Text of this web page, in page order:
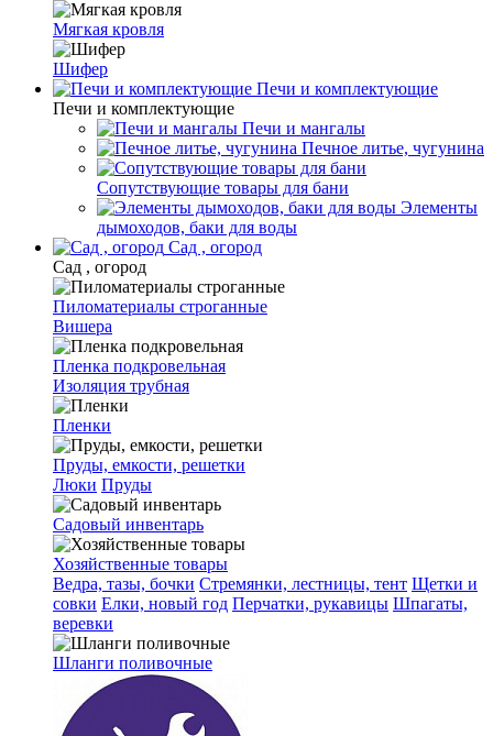
Мягкая кровля
Шифер
Печи и комплектующие
Печи и комплектующие
Печи и мангалы
Печное литье, чугунина
Сопутствующие товары для бани
Элементы
дымоходов, баки для воды
Сад , огород
Сад , огород
Пиломатериалы строганные
Вишера
Пленка подкровельная
Изоляция трубная
Пленки
Пруды, емкости, решетки
Люки Пруды
Садовый инвентарь
Хозяйственные товары
Ведра, тазы, бочки Стремянки, лестницы, тент Щетки и
совки Елки, новый год Перчатки, рукавицы Шпагаты,
веревки
Шланги поливочные